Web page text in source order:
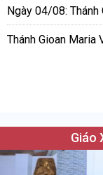
Ngày 04/08: Thánh
Thánh Gioan Maria
Giáo